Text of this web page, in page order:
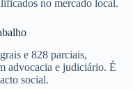
no mercado local.
e 828 parciais,
advocacia e judiciário. É
social.